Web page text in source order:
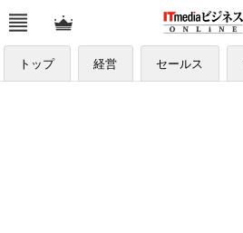
トップ 経営 セールス